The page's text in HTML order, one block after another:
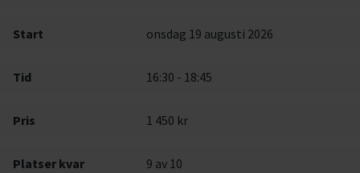
Start onsdag 19 augusti 2026
Tid 16:30 - 18:45
Pris 1 450 kr
Platser kvar 9 av 10